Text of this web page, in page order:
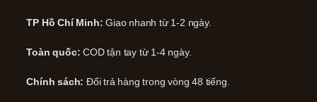
TP Hồ Chí Minh: Giao nhanh từ 1-2 ngày.
Toàn quốc: COD tận tay từ 1-4 ngày.
Chính sách: Đổi trả hàng trong vòng 48 tiếng.